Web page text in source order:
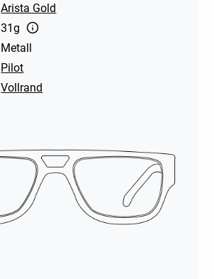
Arista Gold
31g
Metall
Pilot
Vollrand